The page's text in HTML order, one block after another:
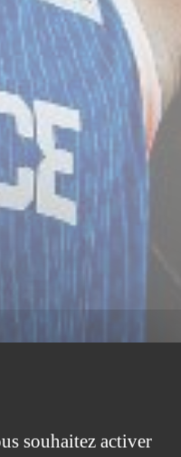
souhaitez activer